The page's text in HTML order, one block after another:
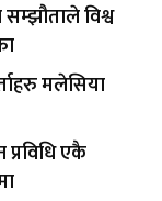
विश्व
मलेसिया
एकै